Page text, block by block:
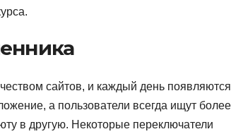
сайтов, и каждый день появляются
а пользователи всегда ищут более
в другую. Некоторые переключатели